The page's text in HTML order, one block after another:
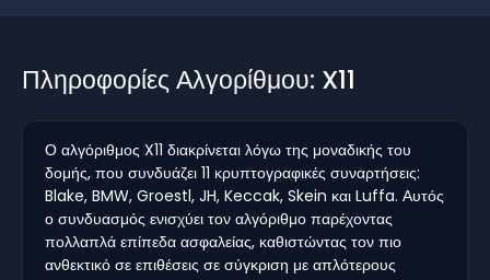
Πληροφορίες Αλγορίθμου: X11
Ο αλγόριθμος X11 διακρίνεται λόγω της μοναδικής του
δομής, που συνδυάζει 11 κρυπτογραφικές συναρτήσεις:
Blake, BMW, Groestl, JH, Keccak, Skein και Luffa. Αυτός
ο συνδυασμός ενισχύει τον αλγόριθμο παρέχοντας
πολλαπλά επίπεδα ασφαλείας, καθιστώντας τον πιο
ανθεκτικό σε επιθέσεις σε σύγκριση με απλότερους